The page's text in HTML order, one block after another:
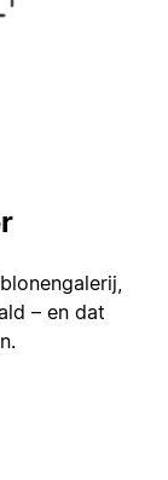
– en dat